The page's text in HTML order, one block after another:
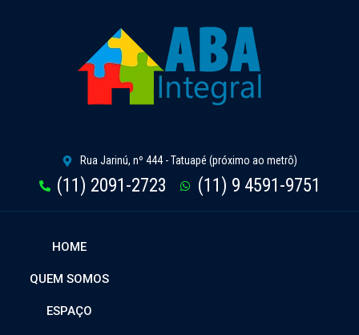
Rua Jarinú, nº 444 - Tatuapé (próximo ao metrô)
(11) 2091-2723 (11) 9 4591-9751
HOME
QUEM SOMOS
ESPAÇO